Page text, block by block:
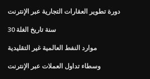
دورة تطوير العقارات التجارية عبر الإنترنت
30 سنة تاريخ الغلة
موارد النفط العالمية غير التقليدية
وسطاء تداول العملات عبر الإنترنت